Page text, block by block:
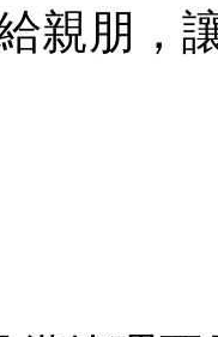
親朋，